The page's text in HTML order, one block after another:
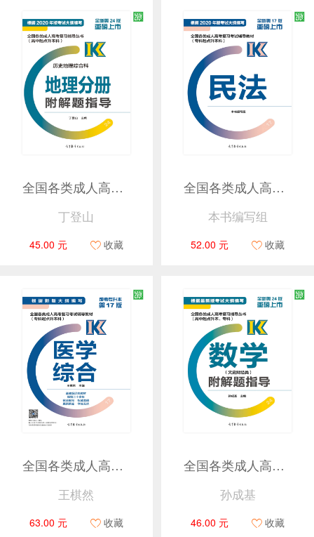
全国各类成人高考复习指导丛书(高中起点升本科) 历史地理综合科地理分册附解题指导
丁登山
45.00 元 收藏
全国各类成人高考复习考试辅导教材(专科起点升本科) 民法
本书编写组
52.00 元 收藏
全国各类成人高考复习考试辅导教材(专科起点升本科) 医学综合
王棋然
63.00 元 收藏
全国各类成人高考复习指导丛书(高中起点升本、专科) 数学(文史财经类)附解题指导
孙成基
46.00 元 收藏